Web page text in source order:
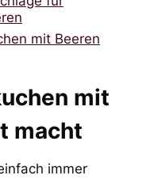
mit Beeren
mit
macht
immer